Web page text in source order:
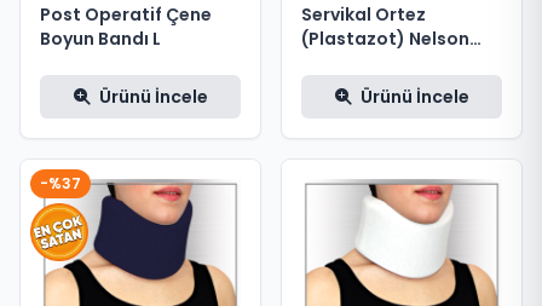
Post Operatif Çene
Boyun Bandı L
Ürünü İncele
Servikal Ortez
(Plastazot) Nelson
Ürünü İncele
-%37